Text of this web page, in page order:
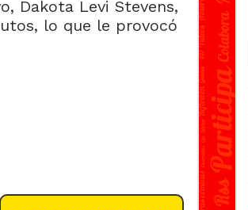
Dakota Levi Stevens,
lo que le provocó